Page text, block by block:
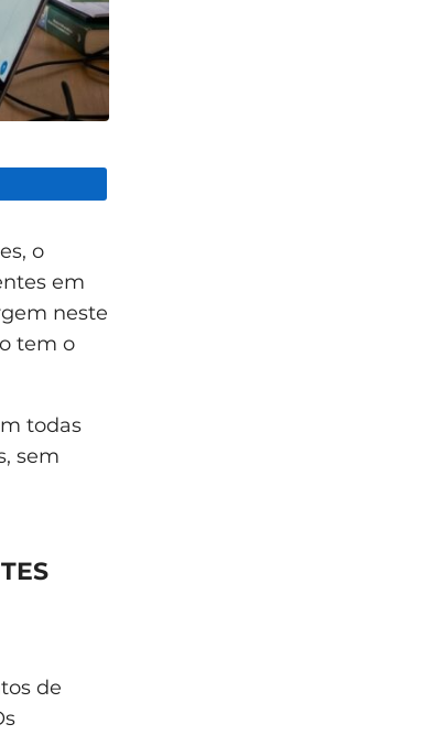
o
em
neste
tem o
todas
sem
de